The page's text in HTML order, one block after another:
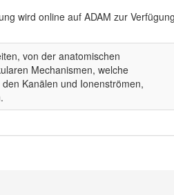
wird online auf ADAM zur
von der anatomischen
Mechanismen, welche
Kanälen und Ionenströmen,